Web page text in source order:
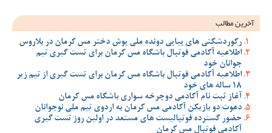
آخرین مطالب
رکوردشکنی های پیاپی دونده ملی پوش دختر مس کرمان در بلاروس
اطلاعیه آکادمی فوتبال باشگاه مس کرمان برای تست گیری تیم
جوانان خود
اطلاعیه آکادمی فوتبال باشگاه مس کرمان برای تست گیری از تیم زیر
18 ساله های خود
آغاز ثبت نام آکادمی دوچرخه سواری باشگاه مس کرمان
دعوت دو بازیکن آکادمی مس کرمان به اردوی تیم ملی نوجوانان
حضور گسترده فوتبالیست های مستعد در اولین روز تست گیری
آکادمی فوتبال مس کرمان